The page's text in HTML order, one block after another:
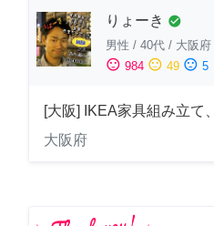
りょーき check_circle
男性 / 40代 / 大阪府
sentiment_satisfied 984 sentiment_neutral 49 sentiment_dissatisfied 5
[大阪] IKEA家具組み立て
大阪府